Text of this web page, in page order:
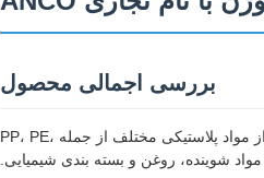
بررسی اجمالی محصول
دستگاه قالب گیری دمشی اکستروژن اتوماتیک با کارایی بالا که برای تولید درام ها، سطل ها و ظروف 20 لیتری از مواد پلاستیکی مختلف از جمله PP، PE،